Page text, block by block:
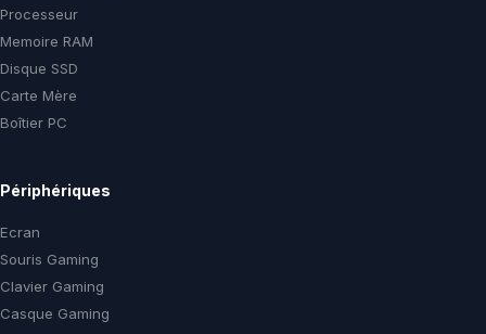
Processeur
Memoire RAM
Disque SSD
Carte Mère
Boîtier PC
Périphériques
Ecran
Souris Gaming
Clavier Gaming
Casque Gaming